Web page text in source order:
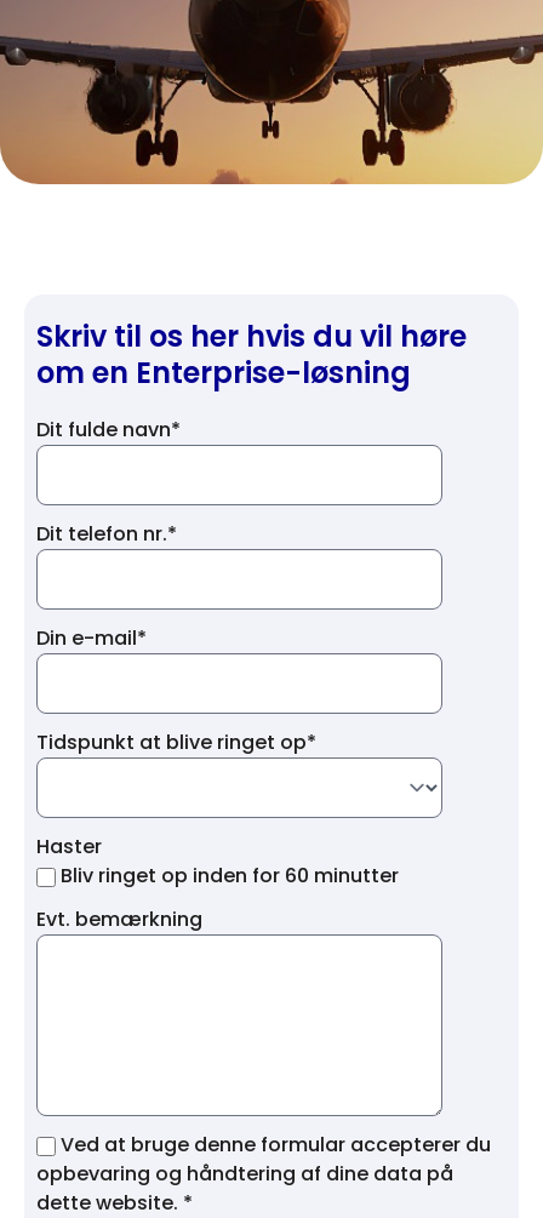
Skriv til os her hvis du vil høre
om en Enterprise-løsning
Dit fulde navn*
Dit telefon nr.*
Din e-mail*
Tidspunkt at blive ringet op*
Haster
Bliv ringet op inden for 60 minutter
Evt. bemærkning
Ved at bruge denne formular accepterer du
opbevaring og håndtering af dine data på
dette website. *